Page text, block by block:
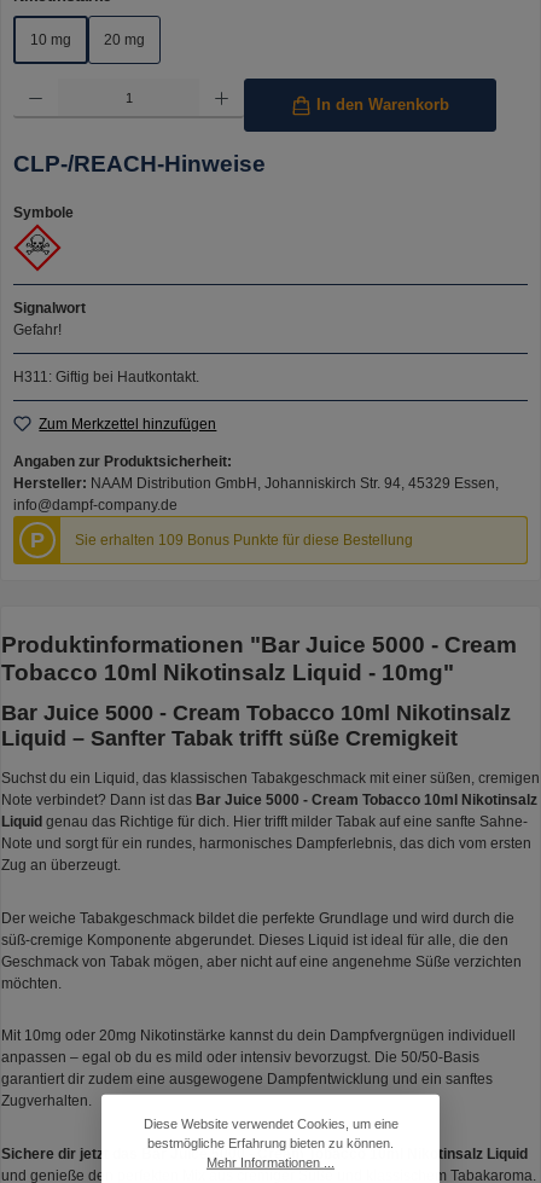
10 mg 20 mg
In den Warenkorb
CLP-/REACH-Hinweise
Symbole
Signalwort
Gefahr!
H311: Giftig bei Hautkontakt.
Zum Merkzettel hinzufügen
Angaben zur Produktsicherheit:
Hersteller: NAAM Distribution GmbH, Johanniskirch Str. 94, 45329 Essen,
info@dampf-company.de
P Sie erhalten 109 Bonus Punkte für diese Bestellung
Produktinformationen "Bar Juice 5000 - Cream
Tobacco 10ml Nikotinsalz Liquid - 10mg"
Bar Juice 5000 - Cream Tobacco 10ml Nikotinsalz
Liquid – Sanfter Tabak trifft süße Cremigkeit
Suchst du ein Liquid, das klassischen Tabakgeschmack mit einer süßen, cremigen
Note verbindet? Dann ist das Bar Juice 5000 - Cream Tobacco 10ml Nikotinsalz
Liquid genau das Richtige für dich. Hier trifft milder Tabak auf eine sanfte Sahne-
Note und sorgt für ein rundes, harmonisches Dampferlebnis, das dich vom ersten
Zug an überzeugt.
Der weiche Tabakgeschmack bildet die perfekte Grundlage und wird durch die
süß-cremige Komponente abgerundet. Dieses Liquid ist ideal für alle, die den
Geschmack von Tabak mögen, aber nicht auf eine angenehme Süße verzichten
möchten.
Mit 10mg oder 20mg Nikotinstärke kannst du dein Dampfvergnügen individuell
anpassen – egal ob du es mild oder intensiv bevorzugst. Die 50/50-Basis
garantiert dir zudem eine ausgewogene Dampfentwicklung und ein sanftes
Zugverhalten.
Sichere dir jetzt das Bar Juice 5000 - Cream Tobacco 10ml Nikotinsalz Liquid
und genieße den perfekten Mix aus cremiger Süße und klassischem Tabakaroma.
Diese Website verwendet Cookies, um eine
bestmögliche Erfahrung bieten zu können.
Mehr Informationen ...